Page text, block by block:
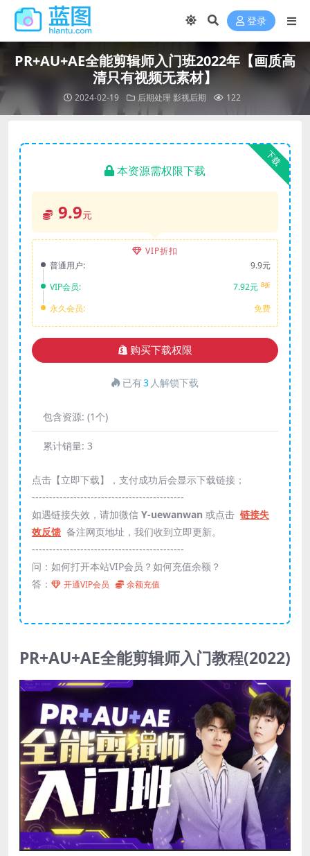
登录
PR+AU+AE全能剪辑师入门班2022年【画质高
清只有视频无素材】
2024-02-19 后期处理 影视后期 122
下载
本资源需权限下载
9.9元
VIP折扣
普通用户:
9.9元
VIP会员:
7.92元 8折
永久会员: 免费
购买下载权限
已有3 人解锁下载
包含资源: (1个)
累计销量: 3
点击【立即下载】，支付成功后会显示下载链接；
--------------------------------------------
如遇链接失效，请加微信 Y-uewanwan 或点击 链接失
效反馈 备注网页地址，我们收到立即更新。
--------------------------------------------
问：如何打开本站VIP会员？如何充值余额？
答：
开通VIP会员 余额充值
PR+AU+AE全能剪辑师入门教程(2022)